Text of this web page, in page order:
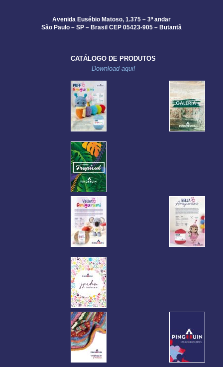
Avenida Eusébio Matoso, 1.375 – 3º andar
São Paulo – SP – Brasil CEP 05423-905 – Butantã
CATÁLOGO DE PRODUTOS
Download aqui!